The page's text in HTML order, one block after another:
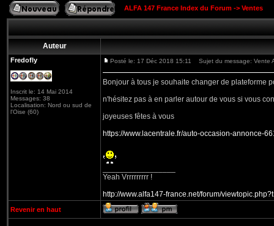
ALFA 147 France Index du Forum -> Ventes
Auteur
Fredofly
Inscrit le: 14 Mai 2014
Messages: 38
Localisation: Nord ou sud de
l'Oise (60)
Posté le: 17 Déc 2018 15:11 Sujet du message: Vente
Bonjour à tous je souhaite changer de plateforme
n'hésitez pas à en parler autour de vous si vous
joyeuses fêtes à vous
https://www.lacentrale.fr/auto-occasion-annonce-
Yeah Vrrrrrrrrr !
http://www.alfa147-france.net/forum/
Revenir en haut